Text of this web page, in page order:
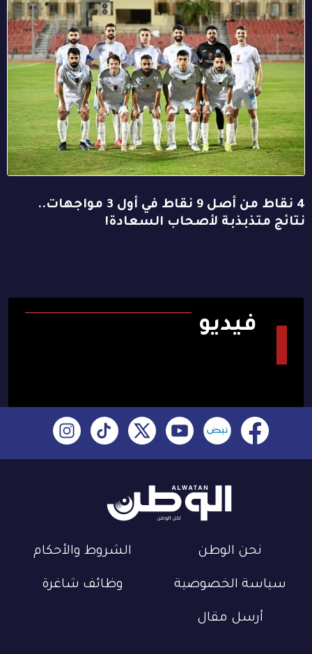
4 نقاط من أصل 9 نقاط في أول 3 مواجهات..
نتائج متذبذبة لأصحاب السعادة!
فيديو
نحن الوطن الشروط والأحكام
سياسة الخصوصية وظائف شاغرة
أرسل مقال